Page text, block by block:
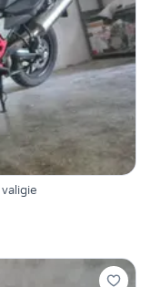
valigie